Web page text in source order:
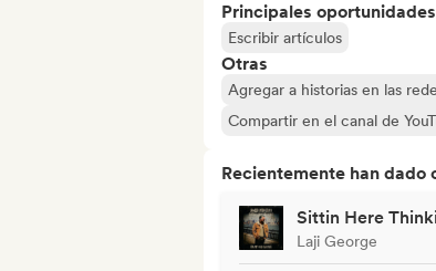
Principales oportunidades
Escribir artículos
Otras
Agregar a historias en las
Compartir en el canal de
Recientemente han
Sittin Here
Laji George